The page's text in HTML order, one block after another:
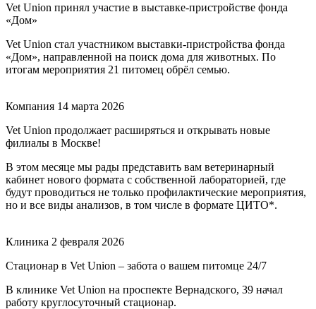
Vet Union принял участие в выставке-пристройстве фонда
«Дом»
Vet Union стал участником выставки-пристройства фонда
«Дом», направленной на поиск дома для животных. По
итогам мероприятия 21 питомец обрёл семью.
Компания 14 марта 2026
Vet Union продолжает расширяться и открывать новые
филиалы в Москве!
В этом месяце мы рады представить вам ветеринарный
кабинет нового формата с собственной лабораторией, где
будут проводиться не только профилактические мероприятия,
но и все виды анализов, в том числе в формате ЦИТО*.
Клиника 2 февраля 2026
Стационар в Vet Union – забота о вашем питомце 24/7
В клинике Vet Union на проспекте Вернадского, 39 начал
работу круглосуточный стационар.